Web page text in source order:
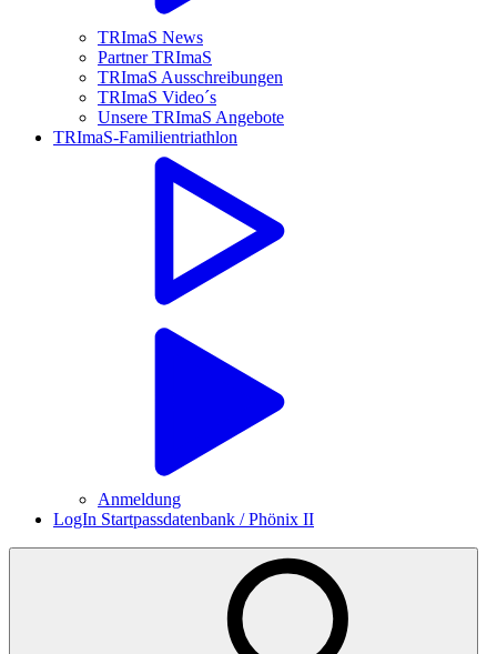
TRImaS News
Partner TRImaS
TRImaS Ausschreibungen
TRImaS Video´s
Unsere TRImaS Angebote
TRImaS-Familientriathlon
Anmeldung
LogIn Startpassdatenbank / Phönix II